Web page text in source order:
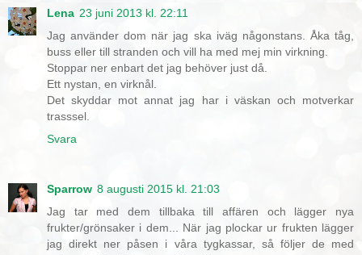
Lena 23 juni 2013 kl. 22:11
Jag använder dom när jag ska iväg någonstans. Åka tåg,
buss eller till stranden och vill ha med mej min virkning.
Stoppar ner enbart det jag behöver just då.
Ett nystan, en virknål.
Det skyddar mot annat jag har i väskan och motverkar
trasssel.
Svara
Sparrow 8 augusti 2015 kl. 21:03
Jag tar med dem tillbaka till affären och lägger nya
frukter/grönsaker i dem... När jag plockar ur frukten lägger
jag direkt ner påsen i våra tygkassar, så följer de med